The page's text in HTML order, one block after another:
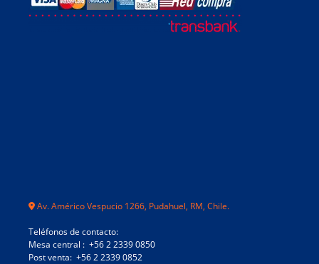
Av. Américo Vespucio 1266, Pudahuel, RM, Chile.
Teléfonos de contacto:
Mesa central : +56 2 2339 0850
Post venta: +56 2 2339 0852